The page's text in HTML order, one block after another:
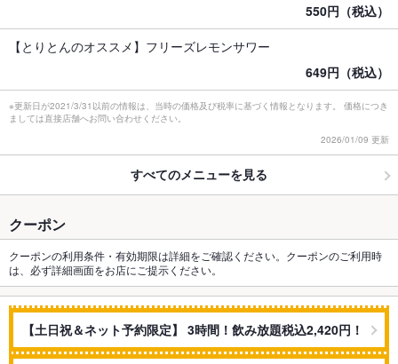
550円（税込）
【とりとんのオススメ】フリーズレモンサワー
649円（税込）
※更新日が2021/3/31以前の情報は、当時の価格及び税率に基づく情報となります。 価格につき
ましては直接店舗へお問い合わせください。
2026/01/09 更新
すべてのメニューを見る
クーポン
クーポンの利用条件・有効期限は詳細をご確認ください。クーポンのご利用時
は、必ず詳細画面をお店にご提示ください。
【土日祝＆ネット予約限定】 3時間！飲み放題税込2,420円！